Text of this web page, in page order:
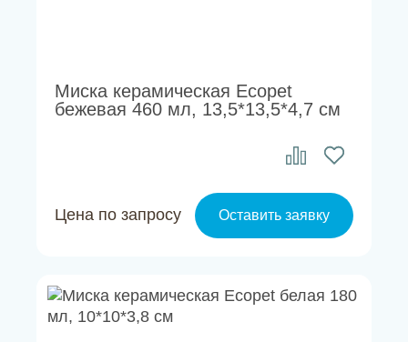
Миска керамическая Ecopet
бежевая 460 мл, 13,5*13,5*4,7 см
Цена по запросу Оставить заявку